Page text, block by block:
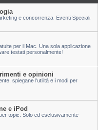
e concorrenza. Eventi Speciali.
per il Mac. Una sola applicazione
testati personalmente!
e opinioni
spiegane l'utilità e i modi per
e iPod
topic. Solo ed esclusivamente